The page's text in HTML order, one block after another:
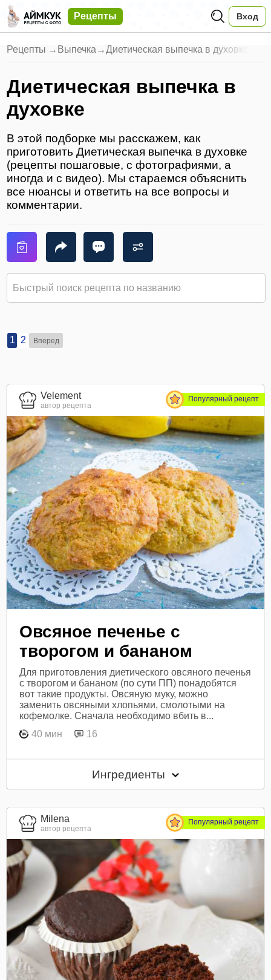
Рецепты Вход
Рецепты → Выпечка →Диетическая выпечка в духовке
Диетическая выпечка в
духовке
В этой подборке мы расскажем, как
приготовить Диетическая выпечка в духовке
(рецепты пошаговые, с фотографиями, а
иногда и с видео). Мы стараемся объяснить
все нюансы и ответить на все вопросы и
комментарии.
1 2 Вперед
Velement
автор рецепта
Популярный рецепт
Овсяное печенье с
творогом и бананом
Для приготовления диетического овсяного печенья
с творогом и бананом (по сути ПП) понадобятся
вот такие продукты. Овсяную муку, можно
заменить овсяными хлопьями, смолотыми на
кофемолке. Сначала необходимо вбить в...
40 мин
16
Ингредиенты
Milena
автор рецепта
Популярный рецепт